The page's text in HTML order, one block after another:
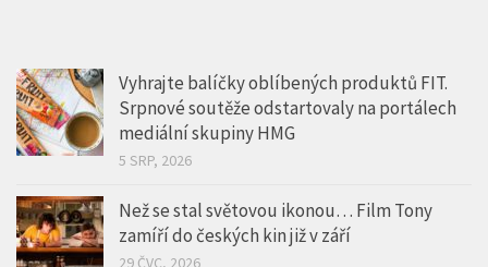
Vyhrajte balíčky oblíbených produktů FIT.
Srpnové soutěže odstartovaly na portálech
mediální skupiny HMG